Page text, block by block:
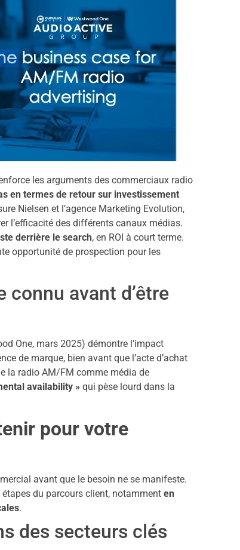
les arguments des commerciaux radio
en termes de retour sur investissement
Nielsen et l’agence Marketing Evolution,
l’efficacité des différents canaux médias.
derrière le search, en ROI à court terme.
opportunité de prospection pour les
connu avant d’être
One, mars 2025) démontre l’impact
de marque, bien avant que l’acte d’achat
la radio AM/FM comme média de
availability » qui pèse lourd dans la
pour votre
avant que le besoin ne se manifeste.
du parcours client, notamment en
.
des secteurs clés